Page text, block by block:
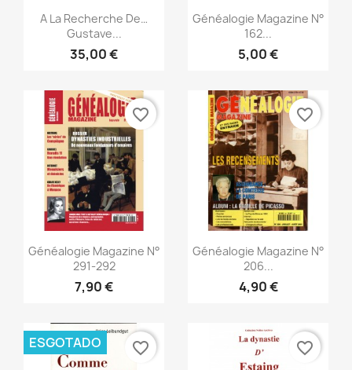
Vista rápida
A La Recherche De…
Gustave...
35,00 €
Vista rápida
Généalogie Magazine N°
162...
5,00 €
Vista rápida
Généalogie Magazine N°
291-292
7,90 €
favorite_border
Vista rápida
Généalogie Magazine N°
206...
4,90 €
favorite_border
ESGOTADO favorite_border favorite_border